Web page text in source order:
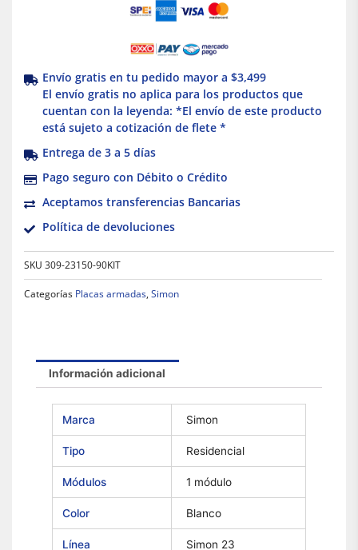
Envío gratis en tu pedido mayor a $3,499
El envío gratis no aplica para los productos que
cuentan con la leyenda: *El envío de este producto
está sujeto a cotización de flete *
Entrega de 3 a 5 días
Pago seguro con Débito o Crédito
Aceptamos transferencias Bancarias
Política de devoluciones
SKU 309-23150-90KIT
Categorías Placas armadas, Simon
Información adicional
Marca Simon
Tipo Residencial
Módulos 1 módulo
Color Blanco
Línea Simon 23